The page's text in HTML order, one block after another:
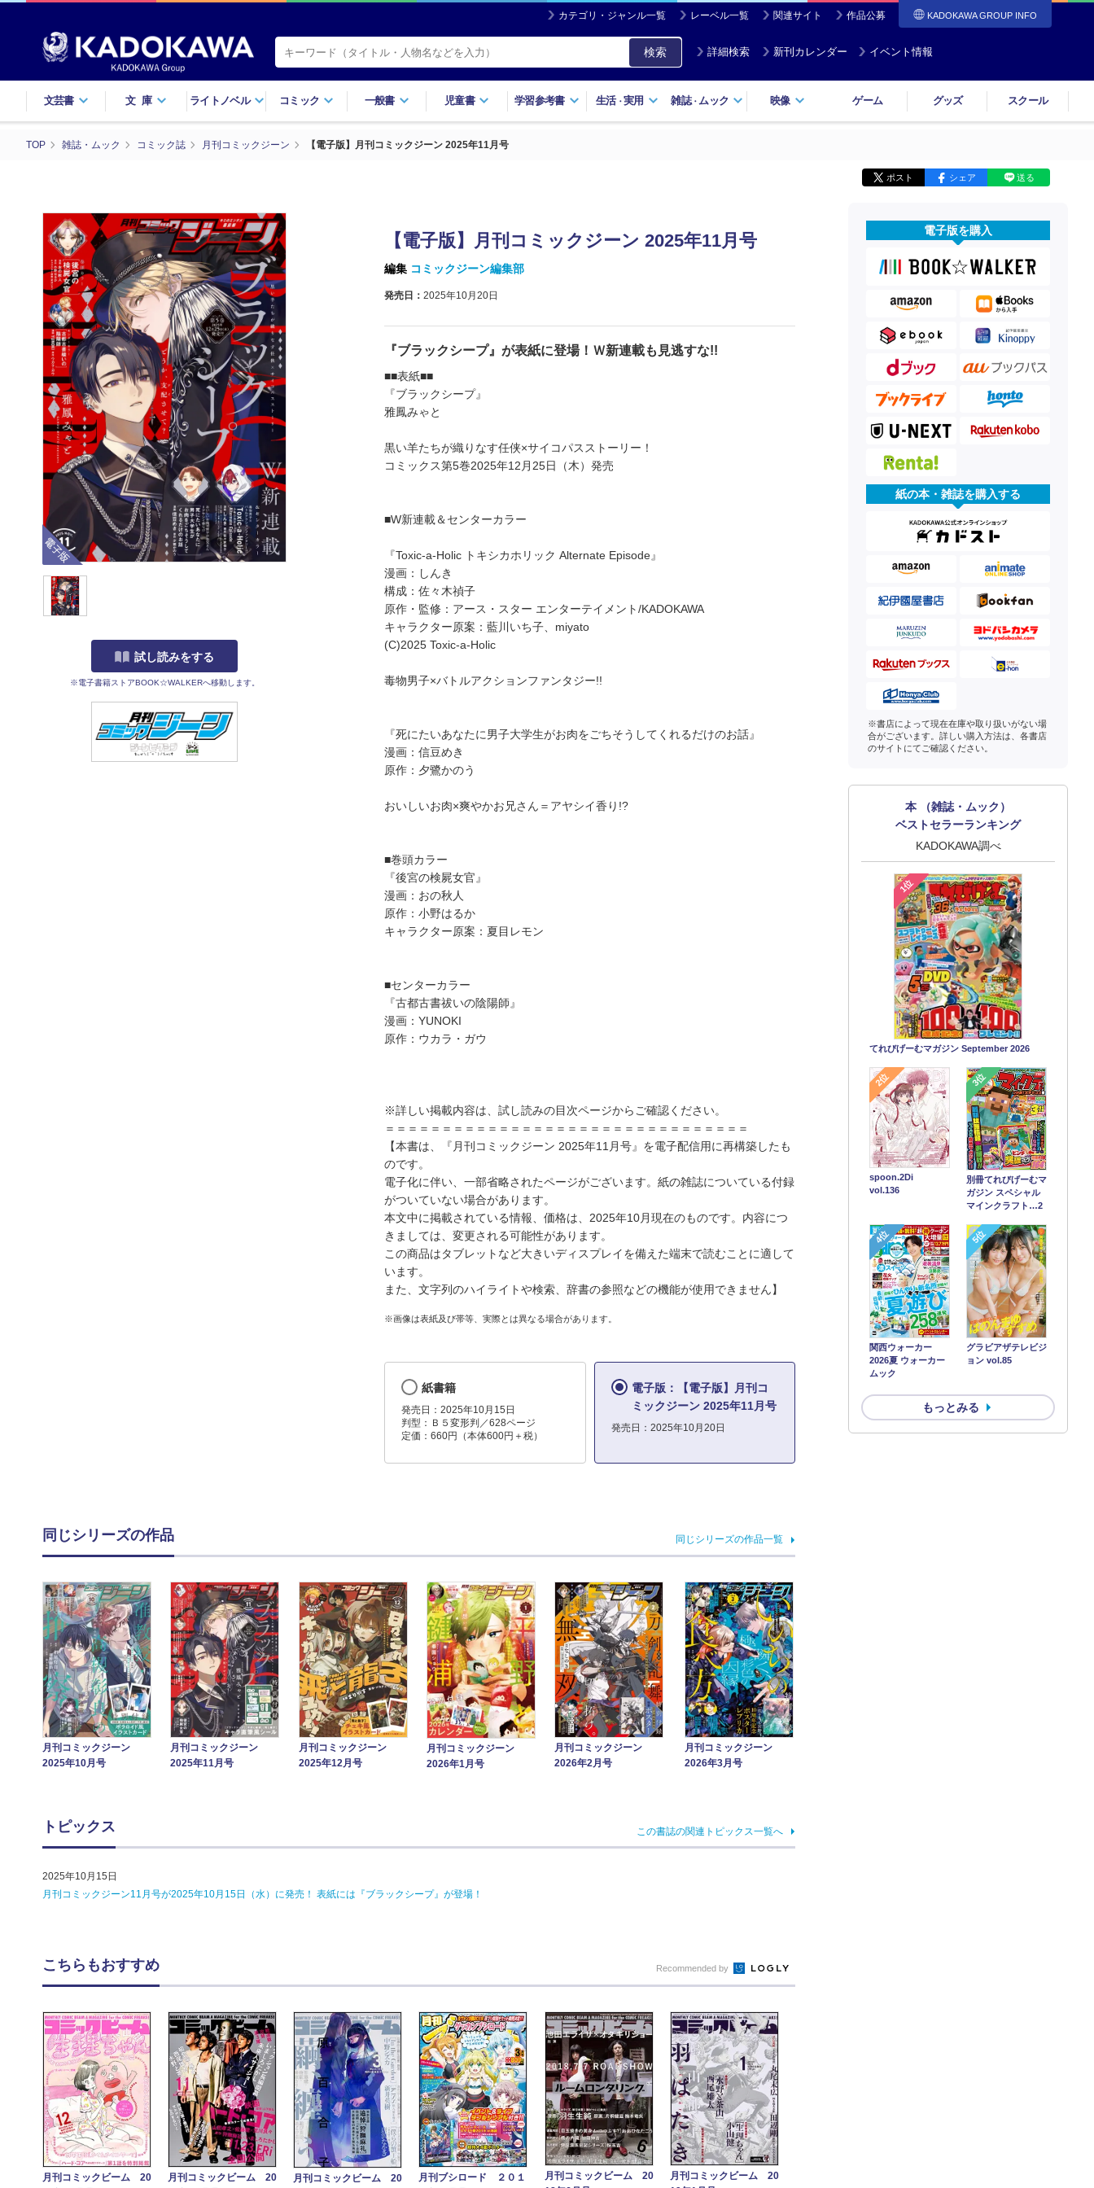
カテゴリ・ジャンル一覧 レーベル一覧 関連サイト 作品公募 KADOKAWA GROUP INFO
検索 詳細検索 新刊カレンダー イベント情報
文芸書 文庫 ライトノベル コミック 一般書 児童書 学習参考書 生活・実用 雑誌・ ムック 映像 ゲーム グッズ スクール
TOP 雑誌・ムック コミック誌 月刊コミックジーン 【電子版】月刊コミックジーン 2025年11月号
ポスト シェア 送る
電子版
試し読みをする
※電子書籍ストアBOOK☆WALKERへ移動します。
【電子版】月刊コミックジーン 2025年11月号
編集 コミックジーン編集部
発売日： 2025年10月20日
『ブラックシープ』が表紙に登場！Ｗ新連載も見逃すな!!
■■表紙■■
『ブラックシープ』
雅鳳みゃと
黒い羊たちが織りなす任侠×サイコパスストーリー！
コミックス第5巻2025年12月25日（木）発売
■W新連載＆センターカラー
『Toxic-a-Holic トキシカホリック Alternate Episode』
漫画：しんき
構成：佐々木禎子
原作・監修：アース・スター エンターテイメント/KADOKAWA
キャラクター原案：藍川いち子、miyato
(C)2025 Toxic-a-Holic
毒物男子×バトルアクションファンタジー!!
『死にたいあなたに男子大学生がお肉をごちそうしてくれるだけのお話』
漫画：信豆めき
原作：夕鷺かのう
おいしいお肉×爽やかお兄さん＝アヤシイ香り!?
■巻頭カラー
『後宮の検屍女官』
漫画：おの秋人
原作：小野はるか
キャラクター原案：夏目レモン
■センターカラー
『古都古書祓いの陰陽師』
漫画：YUNOKI
原作：ウカラ・ガウ
※詳しい掲載内容は、試し読みの目次ページからご確認ください。
＝＝＝＝＝＝＝＝＝＝＝＝＝＝＝＝＝＝＝＝＝＝＝＝＝＝＝＝＝＝＝＝
【本書は、『月刊コミックジーン 2025年11月号』を電子配信用に再構築したも
のです。
電子化に伴い、一部省略されたページがございます。紙の雑誌についている付録
がついていない場合があります。
本文中に掲載されている情報、価格は、2025年10月現在のものです。内容につ
きましては、変更される可能性があります。
この商品はタブレットなど大きいディスプレイを備えた端末で読むことに適して
います。
また、文字列のハイライトや検索、辞書の参照などの機能が使用できません】
※画像は表紙及び帯等、実際とは異なる場合があります。
紙書籍
発売日：2025年10月15日
判型：Ｂ５変形判／628ページ
定価：660円（本体600円＋税）
電子版：【電子版】月刊コ
ミックジーン 2025年11月号
発売日：2025年10月20日
同じシリーズの作品 同じシリーズの作品一覧
月刊コミックジーン
2025年10月号
月刊コミックジーン
2025年11月号
月刊コミックジーン
2025年12月号
月刊コミックジーン
2026年1月号
月刊コミックジーン
2026年2月号
月刊コミックジーン
2026年3月号
トピックス この書誌の関連トピックス一覧へ
2025年10月15日
月刊コミックジーン11月号が2025年10月15日（水）に発売！ 表紙には『ブラックシープ』が登場！
電子版を購入
紙の本・雑誌を購入する
※書店によって現在在庫や取り扱いがない場
合がございます。詳しい購入方法は、各書店
のサイトにてご確認ください。
本 （雑誌・ムック）
ベストセラーランキング
KADOKAWA調べ
1位
てれびげーむマガジン September 2026
2位
spoon.2Di
vol.136
3位
別冊てれびげーむマ
ガジン スペシャル
マインクラフト…2
4位
関西ウォーカー
2026夏 ウォーカー
ムック
5位
グラビアザテレビジ
ョン vol.85
もっとみる
こちらもおすすめ Recommended by
月刊コミックビーム 20
月刊コミックビーム 20
月刊コミックビーム 20
月刊ブシロード ２０１
月刊コミックビーム 20
月刊コミックビーム 20